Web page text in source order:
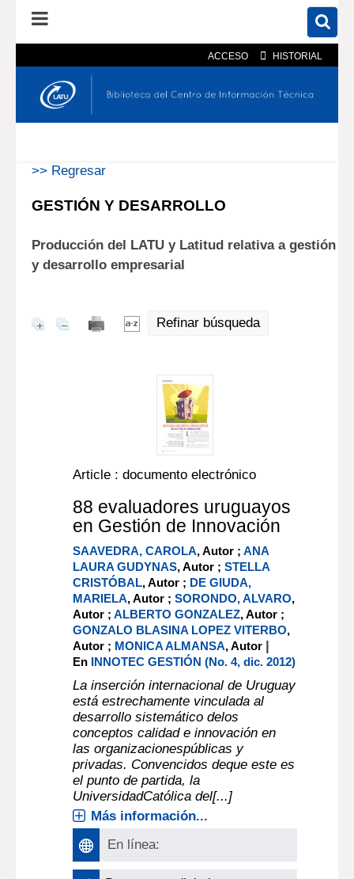
ACCESO HISTORIAL
En el catálogo En el sitio
>> Regresar
GESTIÓN Y DESARROLLO
Producción del LATU y Latitud relativa a gestión
y desarrollo empresarial
Refinar búsqueda
Article : documento electrónico
88 evaluadores uruguayos
en Gestión de Innovación
SAAVEDRA, CAROLA, Autor ;ANA
LAURA GUDYNAS, Autor ;STELLA
CRISTÓBAL, Autor ; DE GIUDA,
MARIELA, Autor ;SORONDO, ALVARO,
Autor ;ALBERTO GONZALEZ, Autor ;
GONZALO BLASINA LOPEZ VITERBO,
Autor ; MONICA ALMANSA, Autor |
En INNOTEC GESTIÓN (No. 4, dic. 2012)
La inserción internacional de Uruguay
está estrechamente vinculada al
desarrollo sistemático delos
conceptos calidad e innovación en
las organizacionespúblicas y
privadas. Convencidos deque este es
el punto de partida, la
UniversidadCatólica del[...]
Más información...
En línea: